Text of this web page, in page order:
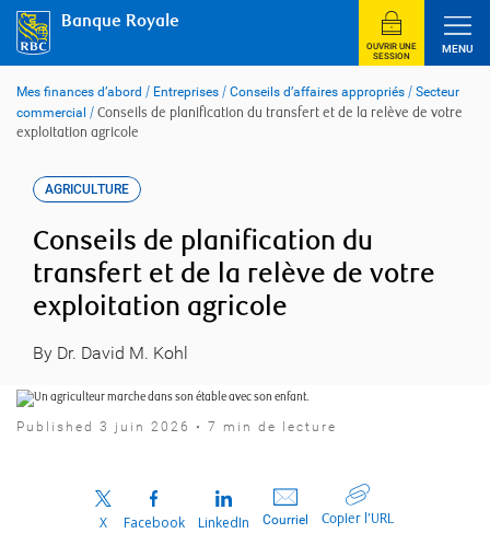
content
Banque Royale
OUVRIR UNE
SESSION
MENU
Mes finances d’abord / Entreprises / Conseils d’affaires appropriés / Secteur
commercial / Conseils de planification du transfert et de la relève de votre
exploitation agricole
AGRICULTURE
Conseils de planification du
transfert et de la relève de votre
exploitation agricole
By Dr. David M. Kohl
Published 3 juin 2026 • 7 min de lecture
X Facebook LinkedIn Courriel Copier l’URL